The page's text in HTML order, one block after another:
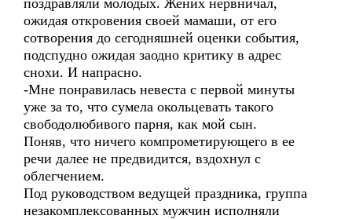
поздравляли молодых. Жених нервничал,
ожидая откровения своей мамаши, от его
сотворения до сегодняшней оценки события,
подспудно ожидая заодно критику в адрес
снохи. И напрасно.
-Мне понравилась невеста с первой минуты
уже за то, что сумела окольцевать такого
свободолюбивого парня, как мой сын.
Поняв, что ничего компрометирующего в ее
речи далее не предвидится, вздохнул с
облегчением.
Под руководством ведущей праздника, группа
незакомплексованных мужчин исполняли